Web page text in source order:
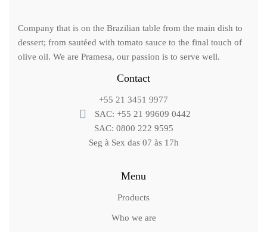
Company that is on the Brazilian table from the main dish to
dessert; from sautéed with tomato sauce to the final touch of
olive oil. We are Pramesa, our passion is to serve well.
Contact
+55 21 3451 9977
SAC: +55 21 99609 0442
SAC: 0800 222 9595
Seg à Sex das 07 às 17h
Menu
Products
Who we are